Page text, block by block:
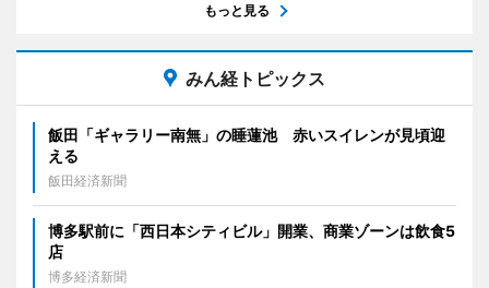
もっと見る
みん経トピックス
飯田「ギャラリー南無」の睡蓮池 赤いスイレンが見頃迎
える
飯田経済新聞
博多駅前に「西日本シティビル」開業、商業ゾーンは飲食5
店
博多経済新聞